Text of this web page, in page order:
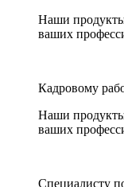
Наши
ваших
Кадровому
Наши
ваших
Специалисту